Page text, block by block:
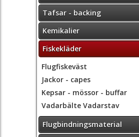
Tafsar - backing
Kemikalier
Fiskekläder
Flugfiskeväst
Jackor - capes
Kepsar - mössor - buffar
Vadarbälte Vadarstav
Flugbindningsmaterial